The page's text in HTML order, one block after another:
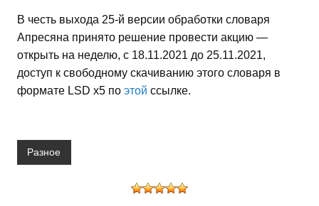
В честь выхода 25-й версии обработки словаря
Апресяна принято решение провести акцию —
открыть на неделю, с 18.11.2021 до 25.11.2021,
доступ к свободному скачиванию этого словаря в
формате LSD x5 по этой ссылке.
Разное